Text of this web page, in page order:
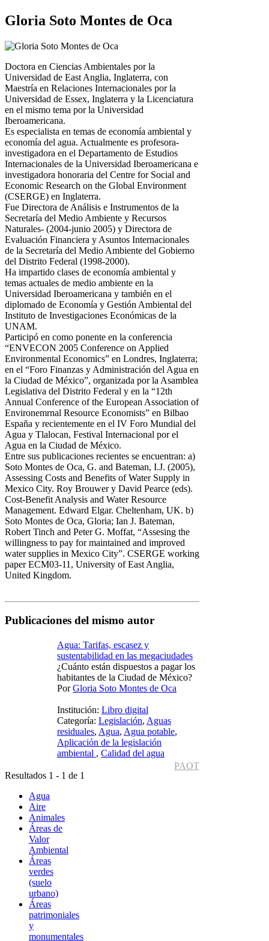
Gloria Soto Montes de Oca
Doctora en Ciencias Ambientales por la
Universidad de East Anglia, Inglaterra, con
Maestría en Relaciones Internacionales por la
Universidad de Essex, Inglaterra y la Licenciatura
en el mismo tema por la Universidad
Iberoamericana.
Es especialista en temas de economía ambiental y
economía del agua. Actualmente es profesora-
investigadora en el Departamento de Estudios
Internacionales de la Universidad Iberoamericana e
investigadora honoraria del Centre for Social and
Economic Research on the Global Environment
(CSERGE) en Inglaterra.
Fue Directora de Análisis e Instrumentos de la
Secretaría del Medio Ambiente y Recursos
Naturales- (2004-junio 2005) y Directora de
Evaluación Financiera y Asuntos Internacionales
de la Secretaría del Medio Ambiente del Gobierno
del Distrito Federal (1998-2000).
Ha impartido clases de economía ambiental y
temas actuales de medio ambiente en la
Universidad Iberoamericana y también en el
diplomado de Economía y Gestión Ambiental del
Instituto de Investigaciones Económicas de la
UNAM.
Participó en como ponente en la conferencia
“ENVECON 2005 Conference on Applied
Environmental Economics” en Londres, Inglaterra;
en el “Foro Finanzas y Administración del Agua en
la Ciudad de México”, organizada por la Asamblea
Legislativa del Distrito Federal y en la “12th
Annual Conference of the European Association of
Environemrnal Resource Economists” en Bilbao
España y recientemente en el IV Foro Mundial del
Agua y Tlalocan, Festival Internacional por el
Agua en la Ciudad de México.
Entre sus publicaciones recientes se encuentran: a)
Soto Montes de Oca, G. and Bateman, I.J. (2005),
Assessing Costs and Benefits of Water Supply in
Mexico City. Roy Brouwer y David Pearce (eds).
Cost-Benefit Analysis and Water Resource
Management. Edward Elgar. Cheltenham, UK. b)
Soto Montes de Oca, Gloria; Ian J. Bateman,
Robert Tinch and Peter G. Moffat, “Assesing the
willingness to pay for maintained and improved
water supplies in Mexico City”. CSERGE working
paper ECM03-11, University of East Anglia,
United Kingdom.
Publicaciones del mismo autor
Agua: Tarifas, escasez y
sustentabilidad en las megaciudades
¿Cuánto están dispuestos a pagar los
habitantes de la Ciudad de México?
PorGloria Soto Montes de Oca
Institución: Libro digital
Categoría: Legislación, Aguas
residuales, Agua, Agua potable,
Aplicación de la legislación
ambiental , Calidad del agua
PAOT
Resultados 1 - 1 de 1
Agua
Aire
Animales
Áreas de
Valor
Ambiental
Áreas
verdes
(suelo
urbano)
Áreas
patrimoniales
y
monumentales